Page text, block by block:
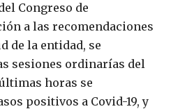
Congreso de
a las recomendaciones
de la entidad, se
sesiones ordinarías del
horas se
positivos a Covid-19, y